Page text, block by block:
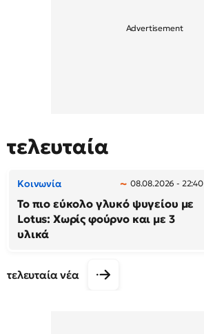
τελευταία
Κοινωνία 08.08.2026 - 22:40
Το πιο εύκολο γλυκό ψυγείου με
Lotus: Χωρίς φούρνο και με 3
υλικά
τελευταία νέα